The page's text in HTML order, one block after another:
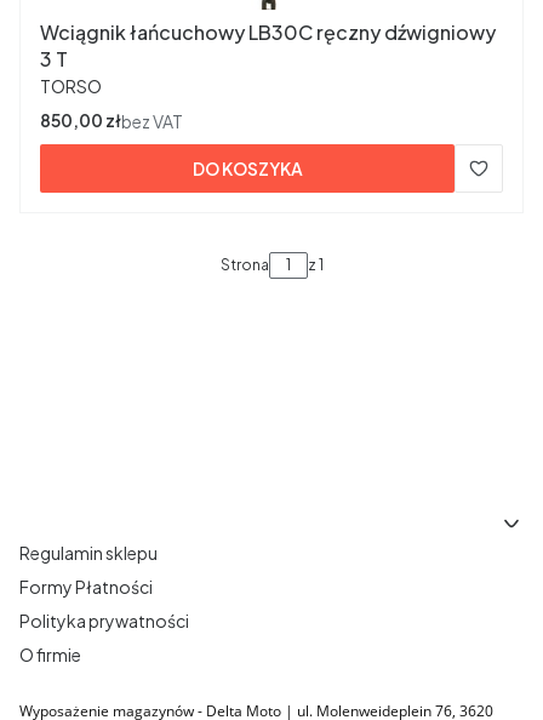
Wciągnik łańcuchowy LB30C ręczny dźwigniowy
3 T
PRODUCENT
TORSO
Cena
850,00 złbez VAT
DO KOSZYKA
Strona z 1
Regulamin sklepu
Formy Płatności
Polityka prywatności
O firmie
Wyposażenie magazynów - Delta Moto | ul. Molenweideplein 76, 3620